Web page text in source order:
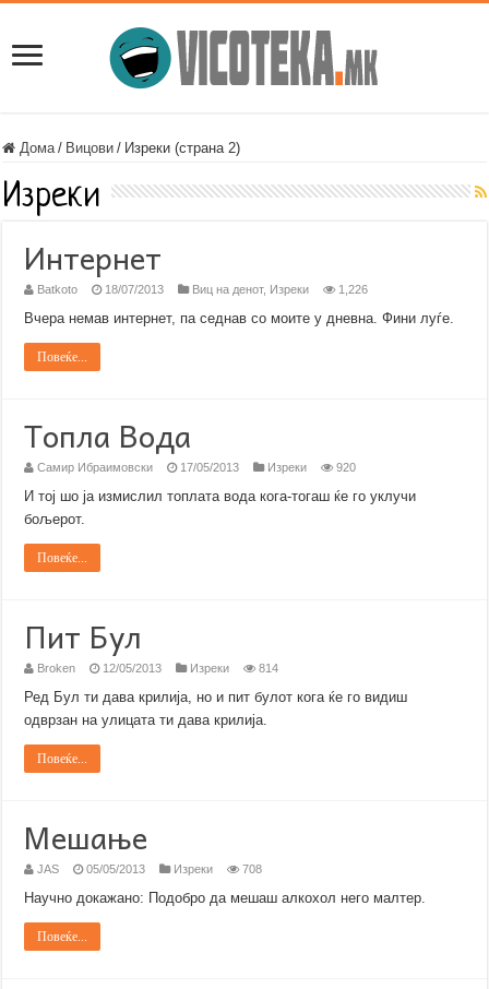
Дома / Вицови / Изреки (страна 2)
Изреки
Интернет
Batkoto 18/07/2013 Виц на денот, Изреки 1,226
Вчера немав интернет, па седнав со моите у дневна. Фини луѓе.
Повеќе...
Топла Вода
Самир Ибраимовски 17/05/2013 Изреки 920
И тој шо ја измислил топлата вода кога-тогаш ќе го уклучи
бољерот.
Повеќе...
Пит Бул
Broken 12/05/2013 Изреки 814
Ред Бул ти дава крилија, но и пит булот кога ќе го видиш
одврзан на улицата ти дава крилија.
Повеќе...
Мешање
JAS 05/05/2013 Изреки 708
Научно докажано: Подобро да мешаш алкохол него малтер.
Повеќе...